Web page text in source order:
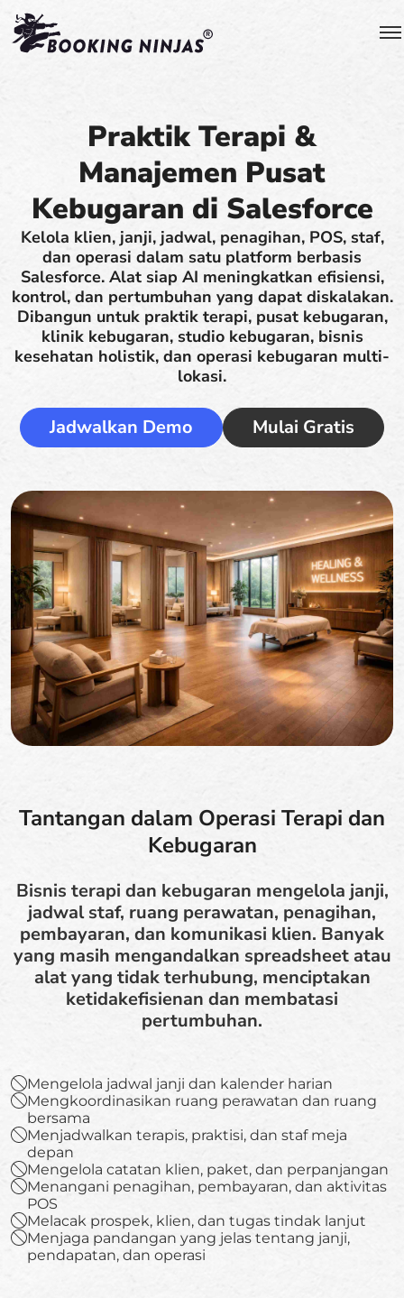
Praktik Terapi &
Manajemen Pusat
Kebugaran di Salesforce
Kelola klien, janji, jadwal, penagihan, POS, staf,
dan operasi dalam satu platform berbasis
Salesforce. Alat siap AI meningkatkan efisiensi,
kontrol, dan pertumbuhan yang dapat diskalakan.
Dibangun untuk praktik terapi, pusat kebugaran,
klinik kebugaran, studio kebugaran, bisnis
kesehatan holistik, dan operasi kebugaran multi-
lokasi.
Jadwalkan Demo Mulai Gratis
Tantangan dalam Operasi Terapi dan
Kebugaran
Bisnis terapi dan kebugaran mengelola janji,
jadwal staf, ruang perawatan, penagihan,
pembayaran, dan komunikasi klien. Banyak
yang masih mengandalkan spreadsheet atau
alat yang tidak terhubung, menciptakan
ketidakefisienan dan membatasi
pertumbuhan.
Mengelola jadwal janji dan kalender harian
Mengkoordinasikan ruang perawatan dan ruang
bersama
Menjadwalkan terapis, praktisi, dan staf meja
depan
Mengelola catatan klien, paket, dan perpanjangan
Menangani penagihan, pembayaran, dan aktivitas
POS
Melacak prospek, klien, dan tugas tindak lanjut
Menjaga pandangan yang jelas tentang janji,
pendapatan, dan operasi